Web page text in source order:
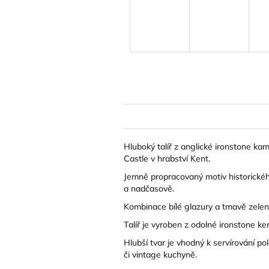
Hluboký talíř z anglické ironstone
Castle v hrabství Kent.
Jemně propracovaný motiv
a nadčasově.
Kombinace bílé glazury a tmavě
Talíř je vyroben z odolné ironstone
Hlubší tvar je vhodný k servírování
či vintage kuchyně.